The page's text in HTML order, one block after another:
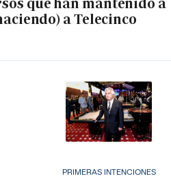
a Telecinco
PRIMERAS INTENCIONES